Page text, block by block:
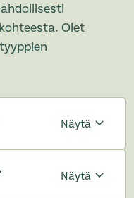
Olet
Näytä
Näytä